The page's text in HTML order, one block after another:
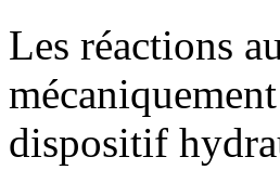
Les réactions
dispositif